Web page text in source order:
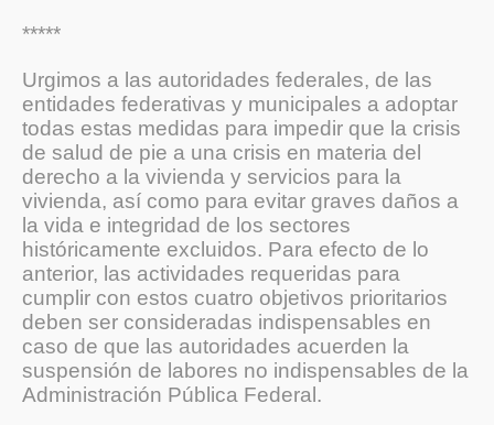
*****
Urgimos a las autoridades federales, de las
entidades federativas y municipales a adoptar
todas estas medidas para impedir que la crisis
de salud de pie a una crisis en materia del
derecho a la vivienda y servicios para la
vivienda, así como para evitar graves daños a
la vida e integridad de los sectores
históricamente excluidos. Para efecto de lo
anterior, las actividades requeridas para
cumplir con estos cuatro objetivos prioritarios
deben ser consideradas indispensables en
caso de que las autoridades acuerden la
suspensión de labores no indispensables de la
Administración Pública Federal.